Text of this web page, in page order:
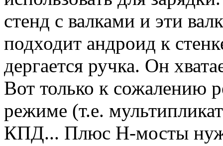
стенд с валками и эти
подходит андроид к
дергается ручка. Он
Вот только к сожалению
режиме (т.е.
КПД... Плюс Н-мосты